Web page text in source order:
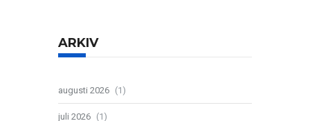
ARKIV
augusti 2026 (1)
juli 2026 (1)